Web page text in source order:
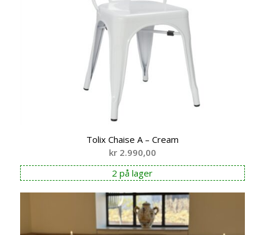
Tolix Chaise A – Cream
kr2.990,00
2 på lager